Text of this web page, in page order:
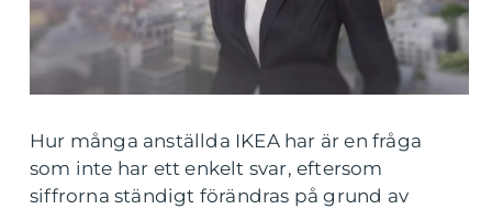
Hur många anställda IKEA har är en fråga
som inte har ett enkelt svar, eftersom
siffrorna ständigt förändras på grund av